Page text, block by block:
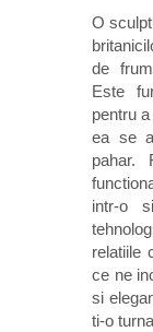
O
de
Este
pentru
ea se
pahar.
intr-o
relatiile
ce ne
si
ti-o